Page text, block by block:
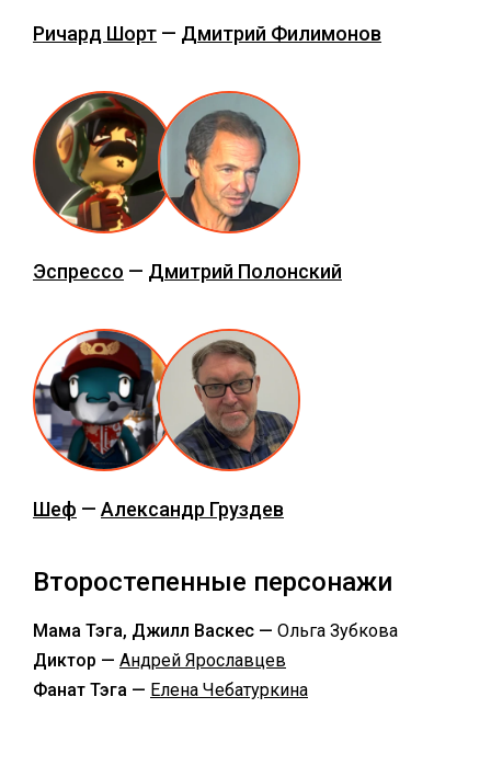
Ричард Шорт — Дмитрий Филимонов
Эспрессо — Дмитрий Полонский
Шеф — Александр Груздев
Второстепенные персонажи
Мама Тэга, Джилл Васкес — Ольга Зубкова
Диктор — Андрей Ярославцев
Фанат Тэга — Елена Чебатуркина